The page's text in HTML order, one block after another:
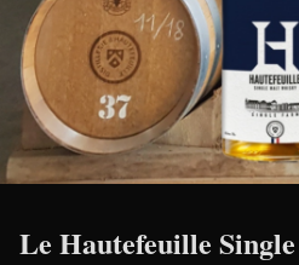
Le Hautefeuille